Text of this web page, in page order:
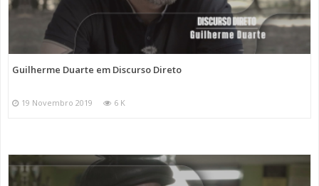
Guilherme Duarte em Discurso Direto
19 Novembro 2019 6 K